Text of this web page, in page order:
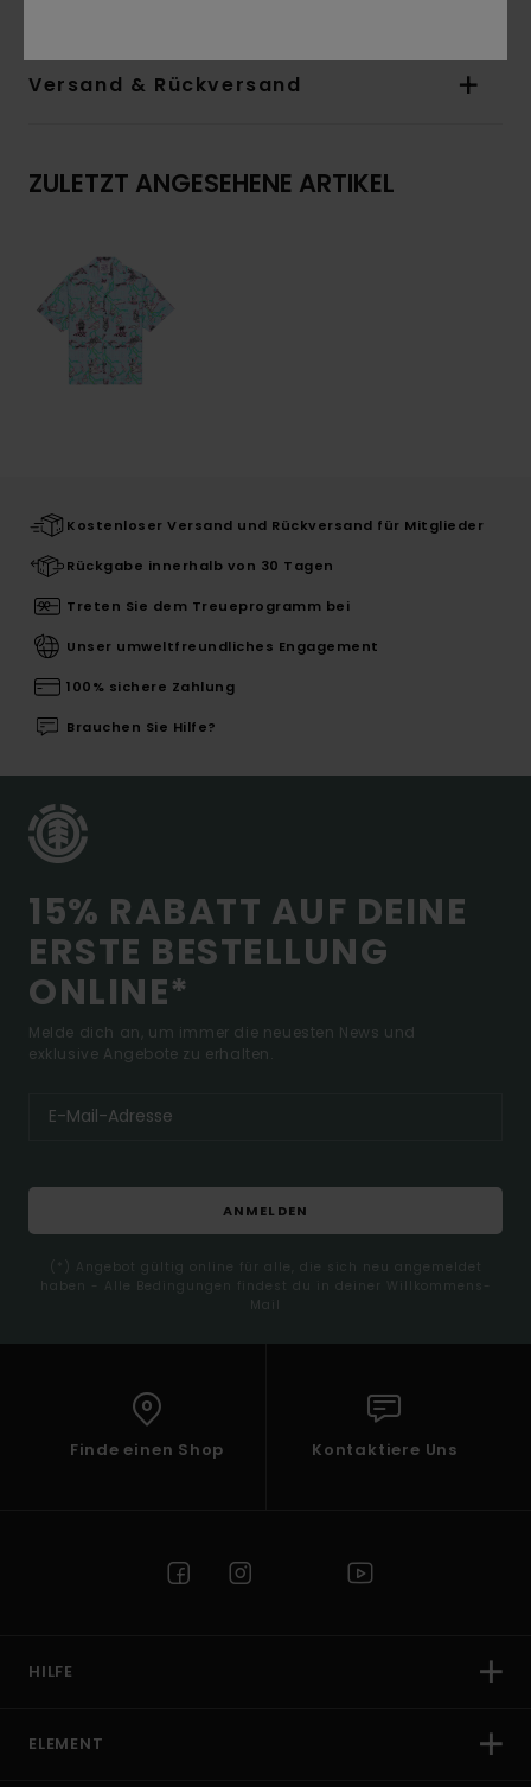
Versand & Rückversand
ZULETZT ANGESEHENE ARTIKEL
Kostenloser Versand und Rückversand für Mitglieder
Rückgabe innerhalb von 30 Tagen
Treten Sie dem Treueprogramm bei
Unser umweltfreundliches Engagement
100% sichere Zahlung
Brauchen Sie Hilfe?
15% RABATT AUF DEINE
ERSTE BESTELLUNG
ONLINE*
Melde dich an, um immer die neuesten News und
exklusive Angebote zu erhalten.
ANMELDEN
(*) Angebot gültig online für alle, die sich neu angemeldet
haben - Alle Bedingungen findest du in deiner Willkommens-
Mail
Finde einen Shop Kontaktiere Uns
HILFE
ELEMENT